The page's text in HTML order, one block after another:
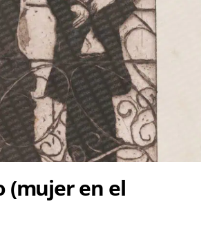
(mujer en el